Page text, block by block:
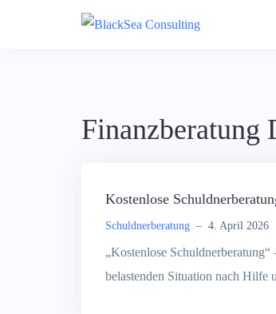
Finanzberatung
Kostenlose
Schuldnerberatung – 4. April 2026
„Kostenlose
belastenden Situation nach